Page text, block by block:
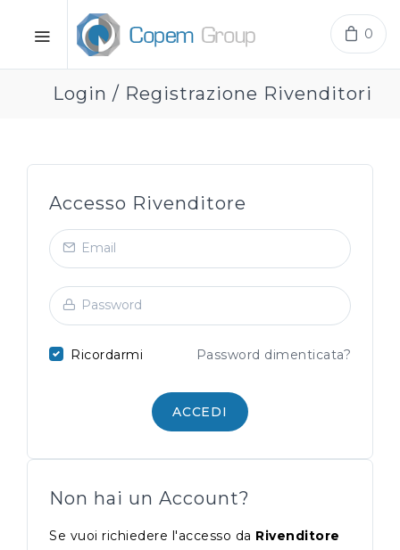
0
Login / Registrazione Rivenditori
Accesso Rivenditore
Ricordarmi Password dimenticata?
ACCEDI
Non hai un Account?
Se vuoi richiedere l'accesso da Rivenditore